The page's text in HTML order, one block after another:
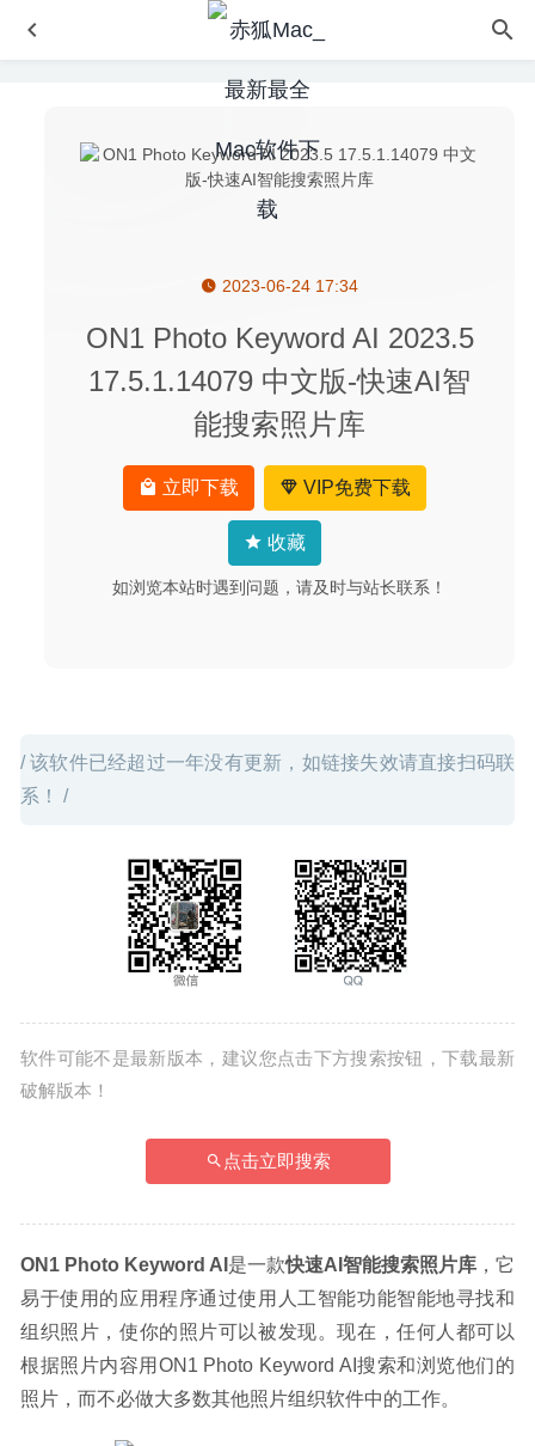
2023-06-24 17:34
ON1 Photo Keyword AI 2023.5
17.5.1.14079 中文版-快速AI智
能搜索照片库
立即下载 VIP免费下载
收藏
如浏览本站时遇到问题，请及时与站长联系！
/ 该软件已经超过一年没有更新，如链接失效请直接扫码联
系！ /
软件可能不是最新版本，建议您点击下方搜索按钮，下载最新
破解版本！
点击立即搜索
ON1 Photo Keyword AI 是一款快速AI智能搜索照片库 ，它
易于使用的应用程序通过使用人工智能功能智能地寻找和
组织照片，使你的照片可以被发现。现在，任何人都可以
根据照片内容用ON1 Photo Keyword AI搜索和浏览他们的
照片，而不必做大多数其他照片组织软件中的工作。
Apifox 1.0.9 – 比 Postman 更好用的接口管理平台
Commander One PRO 3.17.2 中文版-Mac专用的双窗口文
件管理器
2025-11-13
Clearview 2.3.6 中文版-电子书阅读器 2021-10-11
Valentina Studio Pro 10.4 – 专业的多数据库管理软件